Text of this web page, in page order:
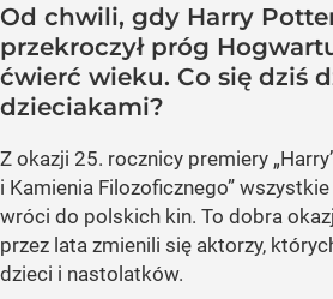
Od chwili, gdy Harry
przekroczył próg
ćwierć wieku. Co się dziś
dzieciakami?
Z okazji 25. rocznicy premiery
i Kamienia Filozoficznego”
wróci do polskich kin. To dobra
przez lata zmienili się aktorzy,
dzieci i nastolatków.